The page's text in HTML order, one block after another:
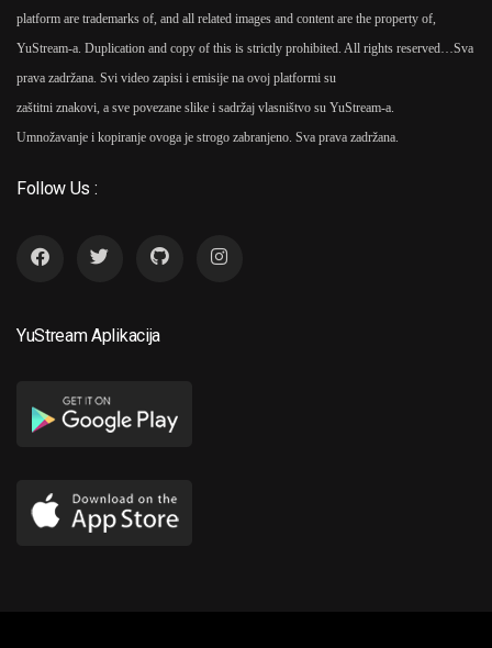
platform are trademarks of, and all related images and content are the property of,
YuStream-a. Duplication and copy of this is strictly prohibited. All rights reserved…Sva
prava zadržana. Svi video zapisi i emisije na ovoj platformi su
zaštitni znakovi, a sve povezane slike i sadržaj vlasništvo su YuStream-a.
Umnožavanje i kopiranje ovoga je strogo zabranjeno. Sva prava zadržana.
Follow Us :
YuStream Aplikacija